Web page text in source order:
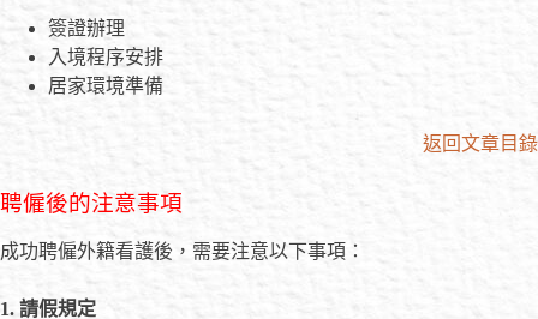
簽證辦理
入境程序安排
居家環境準備
返回文章目錄
聘僱後的注意事項
成功聘僱外籍看護後，需要注意以下事項：
1. 請假規定